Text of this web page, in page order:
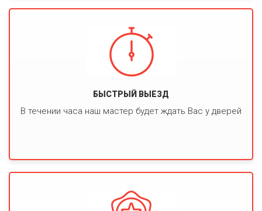
БЫСТРЫЙ ВЫЕЗД
В течении часа наш мастер будет ждать Вас у дверей